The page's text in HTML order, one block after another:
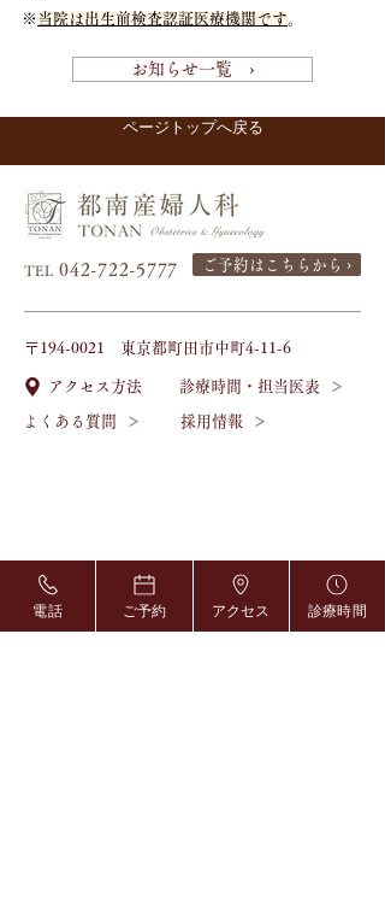
※ 当院は出生前検査認証医療機関です。
お知らせ一覧 ›
ページトップへ戻る
TEL 042-722-5777 ご予約はこちらから ›
〒194-0021 東京都町田市中町4-11-6
アクセス方法 診療時間・担当医表
よくある質問 採用情報
電話 ご予約 アクセス 診療時間